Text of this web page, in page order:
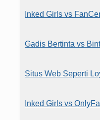
Inked Girls vs
Gadis Bertinta vs
Situs Web Seperti
Inked Girls vs